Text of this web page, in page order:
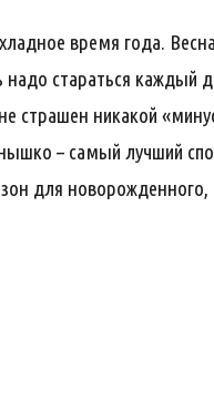
время года.
стараться каждый
страшен никакой
– самый лучший
для новорожденного,